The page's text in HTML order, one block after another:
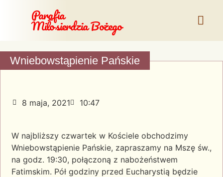
Parafia
Miłosierdzia Bożego
Wniebowstąpienie Pańskie
8 maja, 2021 10:47
W najbliższy czwartek w Kościele obchodzimy
Wniebowstąpienie Pańskie, zapraszamy na Mszę św.,
na godz. 19:30, połączoną z nabożeństwem
Fatimskim. Pół godziny przed Eucharystią będzie